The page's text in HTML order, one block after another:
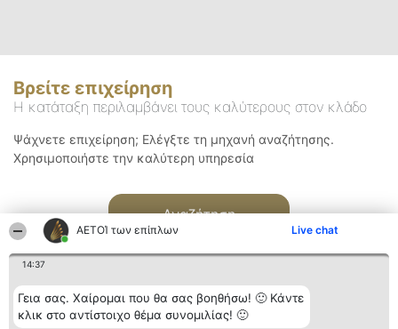
ΑΕΤΟΊ των επίπλων Live chat
14:37
Γεια σας. Χαίρομαι που θα σας βοηθήσω! 🙂 Κάντε
κλικ στο αντίστοιχο θέμα συνομιλίας! 🙂
Βρείτε επιχείρηση
Η κατάταξη περιλαμβάνει τους καλύτερους στον κλάδο
Ψάχνετε επιχείρηση; Ελέγξτε τη μηχανή αναζήτησης.
Χρησιμοποιήστε την καλύτερη υπηρεσία
Αναζήτηση